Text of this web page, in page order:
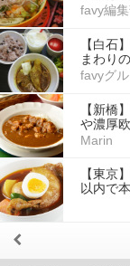
favy編
【白石
まわり
favyグ
【新橋
や濃厚
Marin
【東京
以内で